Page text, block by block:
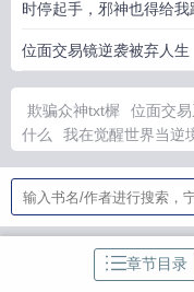
时停起手，邪神也得给我
位面交易镜逆袭被弃人生
欺骗众神txt樨 位面交
什么
我在觉醒世界当逆
裁
民工和校花全文免费
皇子的
夫人她另有图谋
神
斩神主神和至高神的
神之死之执政的
团宠千
【眷思量】长相
章节目录